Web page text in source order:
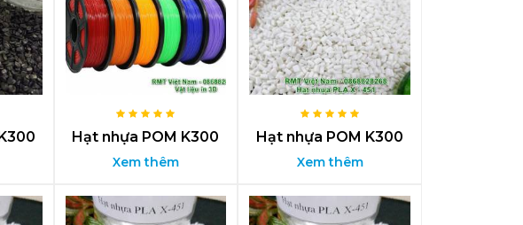
Hạt nhựa POM K300
Xem thêm
Hạt nhựa POM K300
Xem thêm